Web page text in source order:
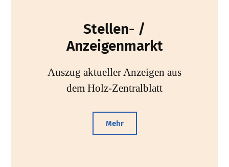
Stellen- /
Anzeigenmarkt
Auszug aktueller Anzeigen aus
dem Holz-Zentralblatt
Mehr